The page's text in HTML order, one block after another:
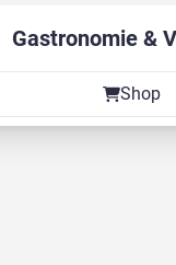
Gastronomie &
Shop